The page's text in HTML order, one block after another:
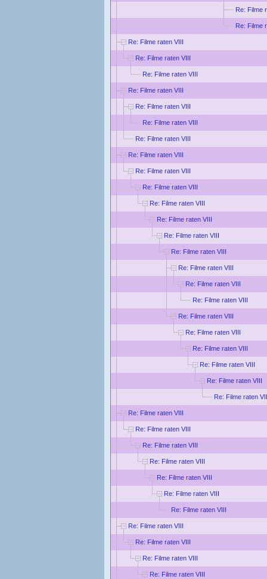
Re: Filme
Re: Filme
Re: Filme raten VIII
Re: Filme raten VIII
Re: Filme raten VIII
Re: Filme raten VIII
Re: Filme raten VIII
Re: Filme raten VIII
Re: Filme raten VIII
Re: Filme raten VIII
Re: Filme raten VIII
Re: Filme raten VIII
Re: Filme raten VIII
Re: Filme raten VIII
Re: Filme raten VIII
Re: Filme raten VIII
Re: Filme raten VIII
Re: Filme raten VIII
Re: Filme raten VIII
Re: Filme raten VIII
Re: Filme raten VIII
Re: Filme raten VIII
Re: Filme raten VIII
Re: Filme raten VIII
Re: Filme raten
Re: Filme raten VIII
Re: Filme raten VIII
Re: Filme raten VIII
Re: Filme raten VIII
Re: Filme raten VIII
Re: Filme raten VIII
Re: Filme raten VIII
Re: Filme raten VIII
Re: Filme raten VIII
Re: Filme raten VIII
Re: Filme raten VIII